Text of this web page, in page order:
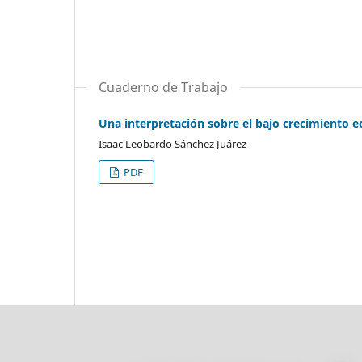
Cuaderno de Trabajo
Una interpretación sobre el bajo crecimiento
Isaac Leobardo Sánchez Juárez
PDF